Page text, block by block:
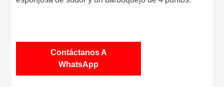
Contáctanos A
WhatsApp